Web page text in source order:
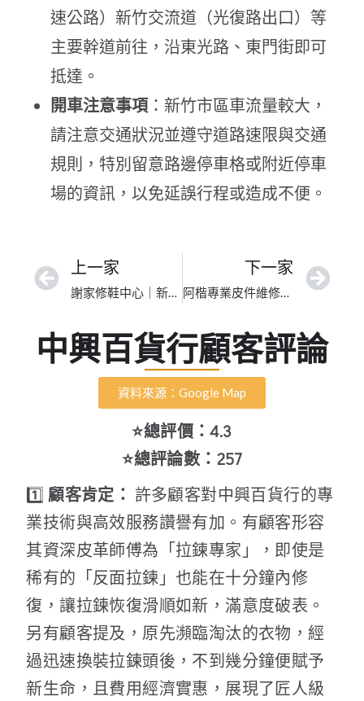
速公路）新竹交流道（光復路出口）等
主要幹道前往，沿東光路、東門街即可
抵達。
開車注意事項 ：新竹市區車流量較大，
請注意交通狀況並遵守道路速限與交通
規則，特別留意路邊停車格或附近停車
場的資訊，以免延誤行程或造成不便。
上一家
謝家修鞋中心｜新竹市皮革包包修復｜深耕在地匠心工藝煥新精品
下一家
阿楷專業皮件維修｜臺中市皮夾包包保養｜嚴謹把關，皮件煥然新生
中興百貨行顧客評論
資料來源：Google Map
⭐總評價：4.3
⭐總評論數：257
1️⃣ 顧客肯定： 許多顧客對中興百貨行的專
業技術與高效服務讚譽有加。有顧客形容
其資深皮革師傅為「拉鍊專家」，即使是
稀有的「反面拉鍊」也能在十分鐘內修
復，讓拉鍊恢復滑順如新，滿意度破表。
另有顧客提及，原先瀕臨淘汰的衣物，經
過迅速換裝拉鍊頭後，不到幾分鐘便賦予
新生命，且費用經濟實惠，展現了匠人級